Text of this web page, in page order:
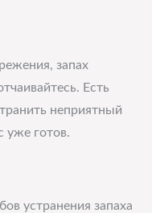
запах
Есть
неприятный
уже готов.
устранения запаха